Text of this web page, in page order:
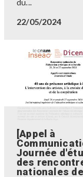
du...
22/05/2024
[Appel à
Journée
des
nationales de